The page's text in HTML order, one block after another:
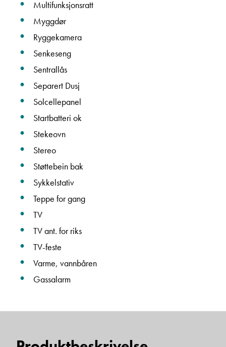
Multifunksjonsratt
Myggdør
Ryggekamera
Senkeseng
Sentrallås
Separert Dusj
Solcellepanel
Startbatteri ok
Stekeovn
Stereo
Støttebein bak
Sykkelstativ
Teppe for gang
TV
TV ant. for riks
TV-feste
Varme, vannbåren
Gassalarm